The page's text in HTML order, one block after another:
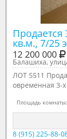
Продается
кв.м., 7/25
12 200 000
Балашиха,
ЛОТ 5511
овременная 3-
Площадь комнаты:
8 (915) 225-88-